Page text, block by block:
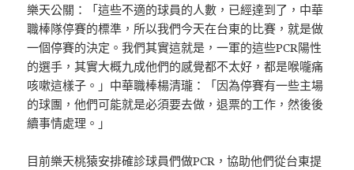
樂天公關：「這些不適的球員的人數，已經達到了，中華
職棒隊停賽的標準，所以我們今天在台東的比賽，就是做
一個停賽的決定。我們其實這就是，一軍的這些PCR陽性
的選手，其實大概九成他們的感覺都不太好，都是喉嚨痛
咳嗽這樣子。」中華職棒楊清瓏：「因為停賽有一些主場
的球團，他們可能就是必須要去做，退票的工作，然後後
續事情處理。」
目前樂天桃猿安排確診球員們做PCR，協助他們從台東提